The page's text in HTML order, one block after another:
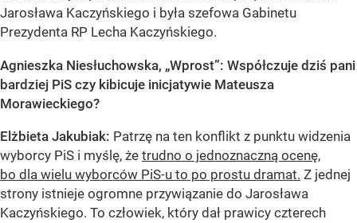
Jarosława Kaczyńskiego i była szefowa Gabinetu
Prezydenta RP Lecha Kaczyńskiego.
Agnieszka Niesłuchowska, „Wprost”: Współczuje dziś pani
bardziej PiS czy kibicuje inicjatywie Mateusza
Morawieckiego?
Elżbieta Jakubiak: Patrzę na ten konflikt z punktu widzenia
wyborcy PiS i myślę, że trudno o jednoznaczną ocenę,
bo dla wielu wyborców PiS-u to po prostu dramat. Z jednej
strony istnieje ogromne przywiązanie do Jarosława
Kaczyńskiego. To człowiek, który dał prawicy czterech